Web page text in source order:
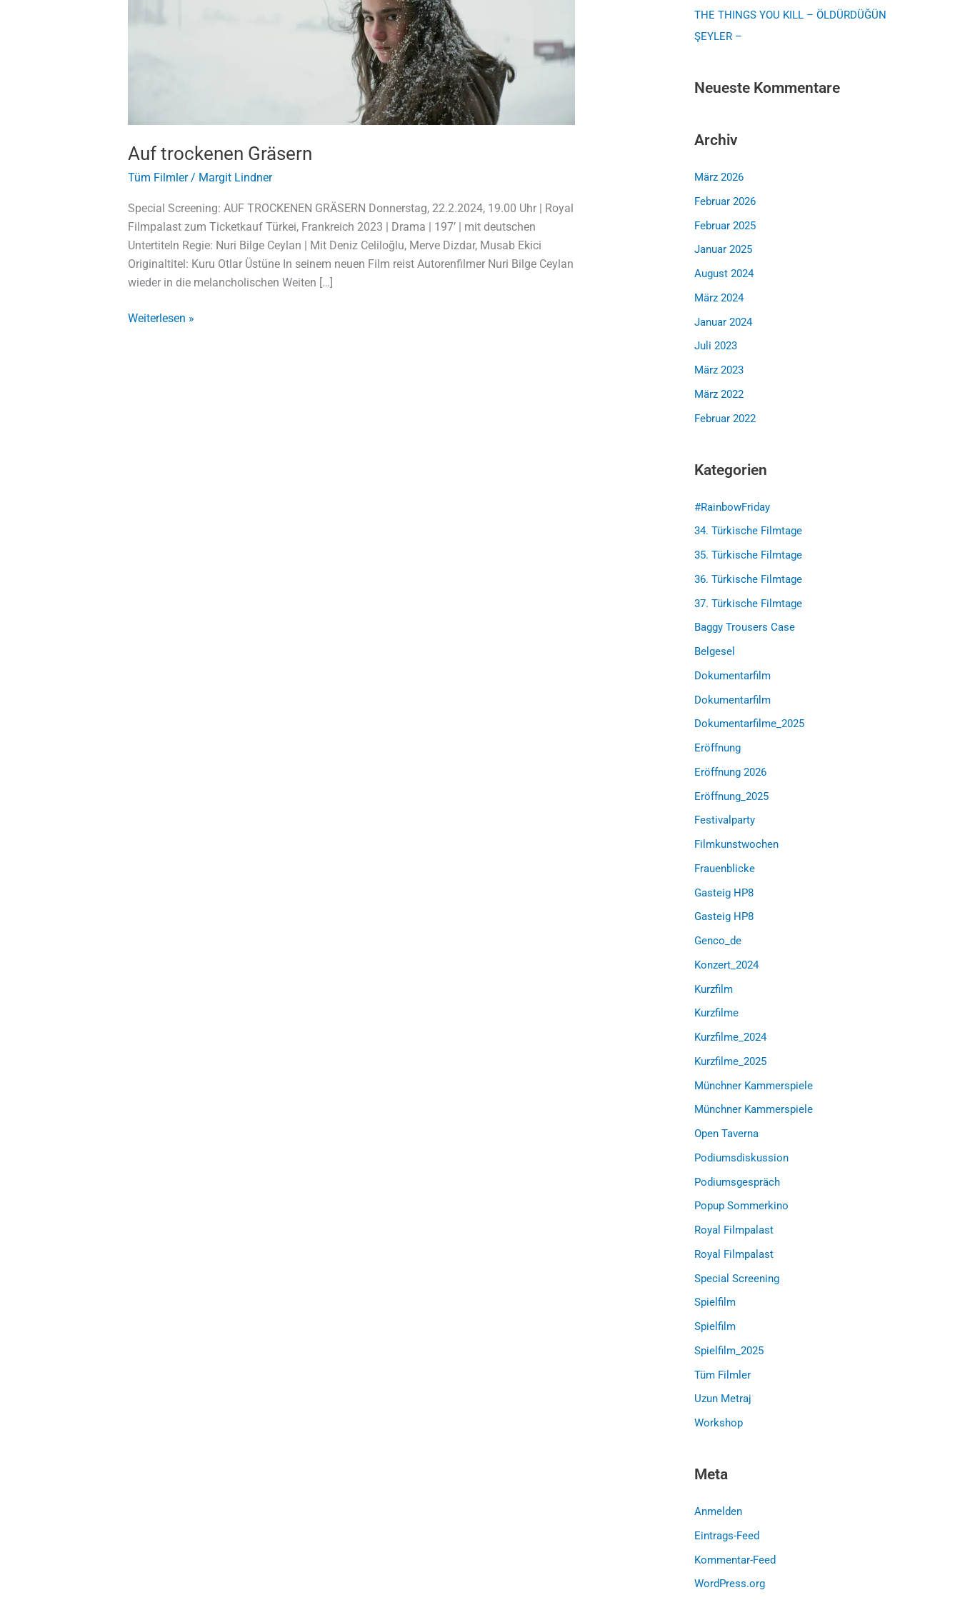
Auf trockenen Gräsern
Tüm Filmler/ Margit Lindner
Special Screening: AUF TROCKENEN GRÄSERN Donnerstag, 22.2.2024, 19.00 Uhr | Royal
Filmpalast zum Ticketkauf Türkei, Frankreich 2023 | Drama | 197’ | mit deutschen
Untertiteln Regie: Nuri Bilge Ceylan | Mit Deniz Celiloğlu, Merve Dizdar, Musab Ekici
Originaltitel: Kuru Otlar Üstüne In seinem neuen Film reist Autorenfilmer Nuri Bilge Ceylan
wieder in die melancholischen Weiten […]
Weiterlesen »
THE THINGS YOU KILL – ÖLDÜRDÜĞÜN
ŞEYLER –
Neueste Kommentare
Archiv
März 2026
Februar 2026
Februar 2025
Januar 2025
August 2024
März 2024
Januar 2024
Juli 2023
März 2023
März 2022
Februar 2022
Kategorien
#RainbowFriday
34. Türkische Filmtage
35. Türkische Filmtage
36. Türkische Filmtage
37. Türkische Filmtage
Baggy Trousers Case
Belgesel
Dokumentarfilm
Dokumentarfilm
Dokumentarfilme_2025
Eröffnung
Eröffnung 2026
Eröffnung_2025
Festivalparty
Filmkunstwochen
Frauenblicke
Gasteig HP8
Gasteig HP8
Genco_de
Konzert_2024
Kurzfilm
Kurzfilme
Kurzfilme_2024
Kurzfilme_2025
Münchner Kammerspiele
Münchner Kammerspiele
Open Taverna
Podiumsdiskussion
Podiumsgespräch
Popup Sommerkino
Royal Filmpalast
Royal Filmpalast
Special Screening
Spielfilm
Spielfilm
Spielfilm_2025
Tüm Filmler
Uzun Metraj
Workshop
Meta
Anmelden
Eintrags-Feed
Kommentar-Feed
WordPress.org